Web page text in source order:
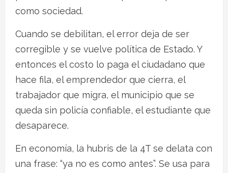
como sociedad.
Cuando se debilitan, el error deja de ser
corregible y se vuelve política de Estado. Y
entonces el costo lo paga el ciudadano que
hace fila, el emprendedor que cierra, el
trabajador que migra, el municipio que se
queda sin policía confiable, el estudiante que
desaparece.
En economía, la hubris de la 4T se delata con
una frase: “ya no es como antes”. Se usa para